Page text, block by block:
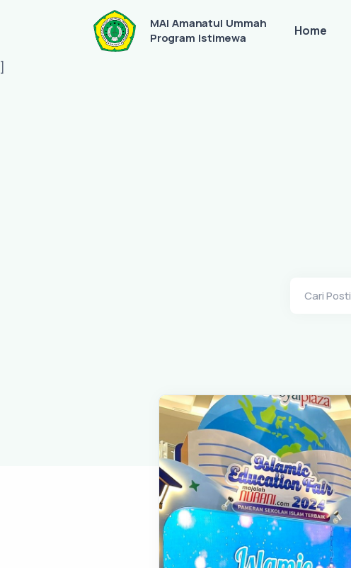
MAI Amanatul Ummah
Program Istimewa
Home
]